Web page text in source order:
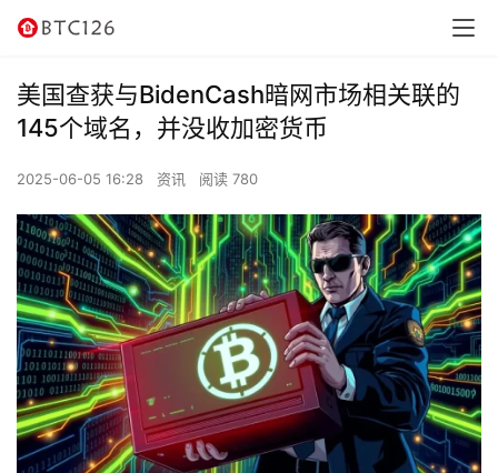
美国查获与BidenCash暗网市场相关联的
145个域名，并没收加密货币
2025-06-05 16:28 资讯 阅读 780